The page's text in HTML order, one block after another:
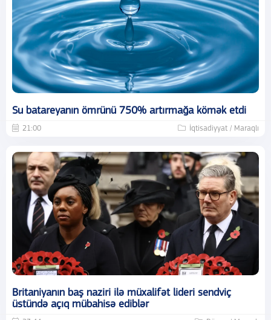
Su batareyanın ömrünü 750% artırmağa kömək etdi
21:00 İqtisadiyyat / Maraqlı
Britaniyanın baş naziri ilə müxalifət lideri sendviç
üstündə açıq mübahisə ediblər